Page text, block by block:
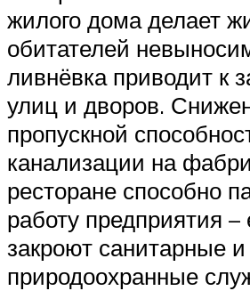
жилого дома делает
обитателей
ливнёвка приводит к
улиц и дворов.
пропускной
канализации на
ресторане способно
работу предприятия –
закроют санитарные и
природоохранные